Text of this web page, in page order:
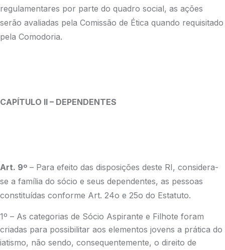
regulamentares por parte do quadro social, as ações
serão avaliadas pela Comissão de Ética quando requisitado
pela Comodoria.
CAPÍTULO II – DEPENDENTES
Art. 9º – Para efeito das disposições deste RI, considera-
se a família do sócio e seus dependentes, as pessoas
constituídas conforme Art. 24o e 25o do Estatuto.
1º – As categorias de Sócio Aspirante e Filhote foram
criadas para possibilitar aos elementos jovens a prática do
iatismo, não sendo, consequentemente, o direito de